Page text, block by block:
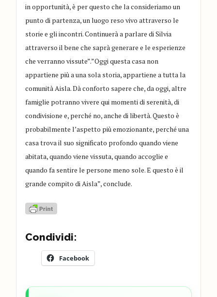
in opportunità, è per questo che la consideriamo un
punto di partenza, un luogo reso vivo attraverso le
storie e gli incontri. Continuerà a parlare di Silvia
attraverso il bene che saprà generare e le esperienze
che verranno vissute”.”Oggi questa casa non
appartiene più a una sola storia, appartiene a tutta la
comunità Aisla. Dà conforto sapere che, da oggi, altre
famiglie potranno vivere qui momenti di serenità, di
condivisione e, perché no, anche di libertà. Questo è
probabilmente l’aspetto più emozionante, perché una
casa trova il suo significato profondo quando viene
abitata, quando viene vissuta, quando accoglie e
quando fa sentire le persone meno sole. E questo è il
grande compito di Aisla”, conclude.
Condividi:
Facebook